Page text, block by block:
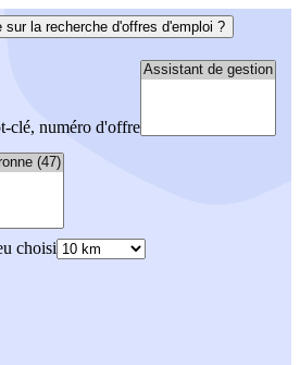
sur la recherche d'offres d'emploi ?
clé, numéro d'offre
choisi